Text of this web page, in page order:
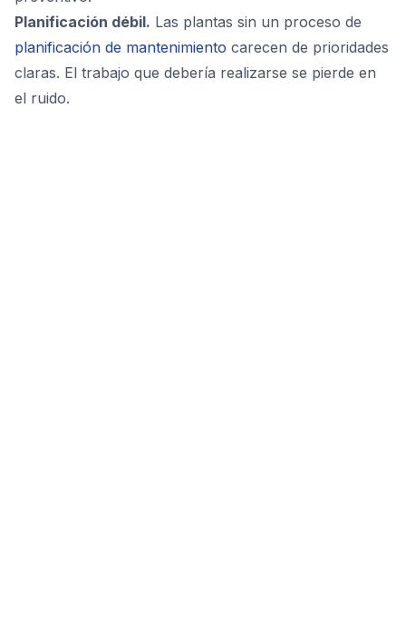
Planificación débil. Las plantas sin un proceso de
planificación de mantenimiento carecen de prioridades
claras. El trabajo que debería realizarse se pierde en
el ruido.